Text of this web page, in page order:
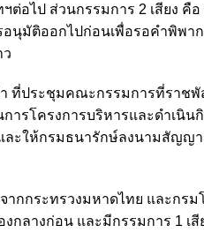
อไป ส่วนกรรมการ 2 เสียง คื
อนุมัติออกไปก่อนเพื่อรอคำพิพา
ว
ประชุมคณะกรรมการที่ราชพั
ารโครงการบริหารและดำเนิน
ะให้กรมธนารักษ์ลงนามสัญญ
กกระทรวงมหาดไทย และกรม
ลางก่อน และมีกรรมการ 1 เสี